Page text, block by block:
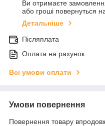
Ви отримаєте
або гроші повернуться
Детальніше
Післяплата
Оплата на рахунок
Всі умови оплати
Умови повернення
Повернення товару